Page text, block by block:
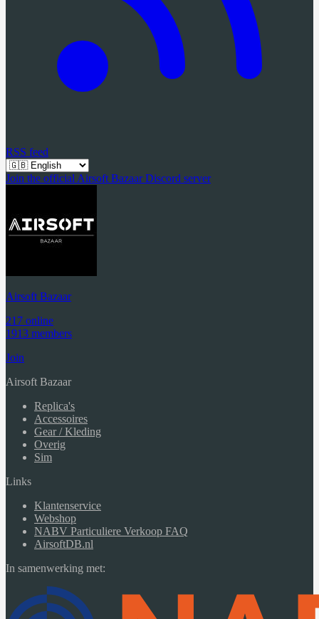
RSS feed
Join the official Airsoft Bazaar Discord server
Airsoft Bazaar
217 online
1913 members
Join
Airsoft Bazaar
Replica's
Accessoires
Gear / Kleding
Overig
Sim
Links
Klantenservice
Webshop
NABV Particuliere Verkoop FAQ
AirsoftDB.nl
In samenwerking met: